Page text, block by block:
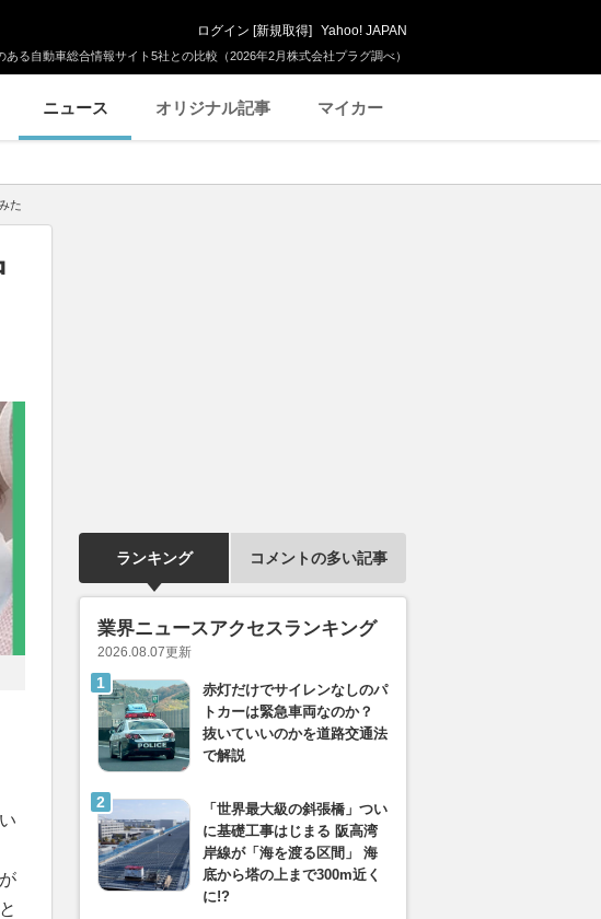
る自動車総合情報サイト5社との比較（2026年2月株式会社プラグ調べ）
ログイン [新規取得] Yahoo! JAPAN
ニュース オリジナル記事 マイカー
た
ランキング コメントの多い記事
業界ニュースアクセスランキング
2026.08.07更新
赤灯だけでサイレンなしのパ
トカーは緊急車両なのか？
抜いていいのかを道路交通法
で解説
「世界最大級の斜張橋」つい
に基礎工事はじまる 阪高湾
岸線が「海を渡る区間」 海
底から塔の上まで300m近く
に!?